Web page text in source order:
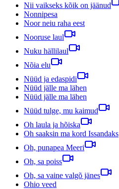
Nii vaikseks kõik on jäänud
Nonnipesa
Noor neiu raha eest
Nooruse laul
Nuku hällilaul
Nõia elu
Nüüd ja edaspidi
Nüüd jälle ma lähen
Nüüd jälle ma lähen
Nüüd tulge, mu kaimud
Oh laula ja hõiska
Oh saaksin ma kord Issandaks
Oh, punapea Meeri
Oh, sa poiss
Oh, sa vaine valgõ jänes
Ohio veed